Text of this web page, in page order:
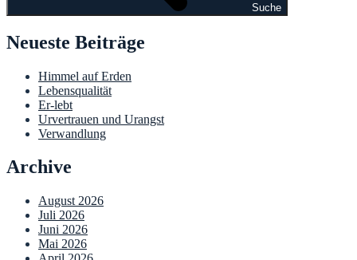
Suche
Neueste Beiträge
Himmel auf Erden
Lebensqualität
Er-lebt
Urvertrauen und Urangst
Verwandlung
Archive
August 2026
Juli 2026
Juni 2026
Mai 2026